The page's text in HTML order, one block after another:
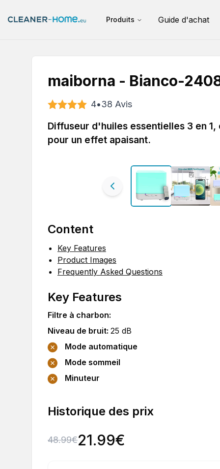
Produits Guide d'achat
maiborna - Bianco-
4•38 Avis
Diffuseur d'huiles essentielles 3 en
pour un effet apaisant.
Content
Key Features
Product Images
Frequently Asked Questions
Key Features
Filtre à charbon:
Niveau de bruit: 25 dB
Mode automatique
Mode sommeil
Minuteur
Historique des prix
48.99€21.99€